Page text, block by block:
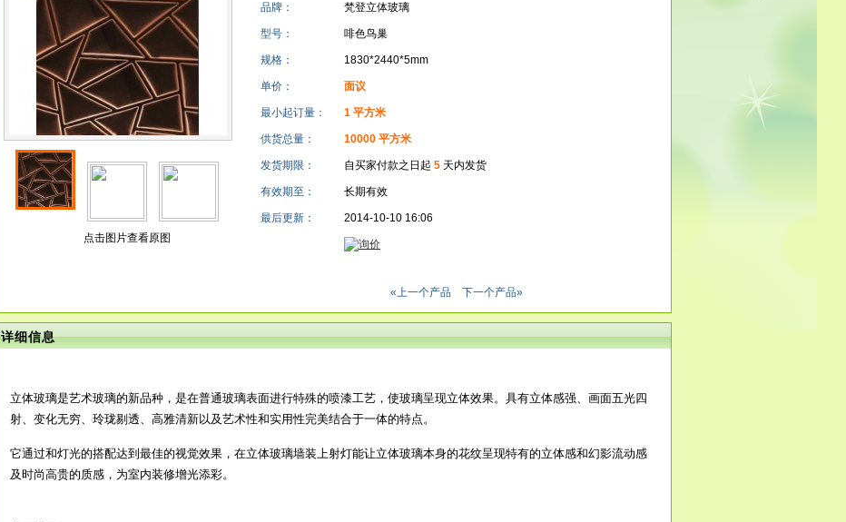
点击图片查看原图
品牌： 梵登立体玻璃
型号： 啡色鸟巢
规格： 1830*2440*5mm
单价： 面议
最小起订量： 1 平方米
供货总量： 10000 平方米
发货期限： 自买家付款之日起 5 天内发货
有效期至： 长期有效
最后更新： 2014-10-10 16:06
«上一个产品 下一个产品»
详细信息
立体玻璃是艺术玻璃的新品种，是在普通玻璃表面进行特殊的喷漆工艺，使玻璃呈现立体效果。具有立体感强、画面五光四
射、变化无穷、玲珑剔透、高雅清新以及艺术性和实用性完美结合于一体的特点。
它通过和灯光的搭配达到最佳的视觉效果，在立体玻璃墙装上射灯能让立体玻璃本身的花纹呈现特有的立体感和幻影流动感
及时尚高贵的质感，为室内装修增光添彩。